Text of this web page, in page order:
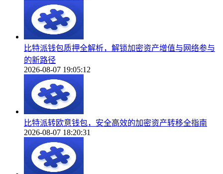
比特派钱包质押全解析，解锁加密资产增值与网络参与
的新路径
2026-08-07 19:05:12
比特派转欧意钱包，安全高效的加密资产转移全指南
2026-08-07 18:20:31